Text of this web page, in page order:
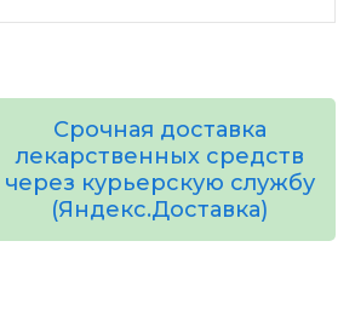
Срочная доставка
лекарственных средств
через курьерскую службу
(Яндекс.Доставка)